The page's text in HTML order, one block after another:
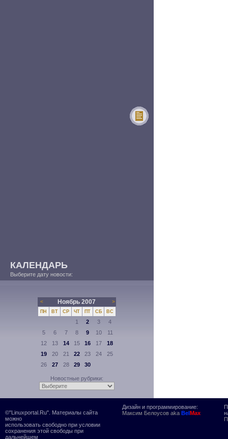
КАЛЕНДАРЬ
Выберите дату новости:
< Ноябрь 2007 >
ПН ВТ СР ЧТ ПТ СБ ВС
1 2 3
4
5
6 7 8 9 10
11
12
13 14 15 16 17
18
19
20 21 22 23 24
25
26
27 28 29 30
Новостные рубрики:
©"Linuxportal.Ru". Материалы сайта
можно
использовать свободно при условии
сохранения этой свободы при
дальнейшем
Дизайн и программирование:
Максим Белоусов aka BelMax